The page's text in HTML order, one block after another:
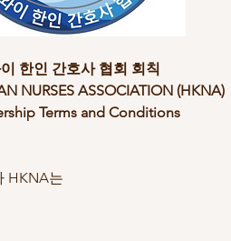
한인 간호사 협회 회칙
NURSES ASSOCIATION (HKNA)
Terms and Conditions
HKNA는